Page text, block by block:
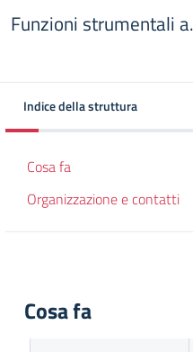
Funzioni strumentali
Indice della struttura
Cosa fa
Organizzazione e contatti
Cosa fa